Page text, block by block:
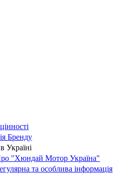
Бренду
Україні
"Хюндай Мотор Україна"
та особлива інформація